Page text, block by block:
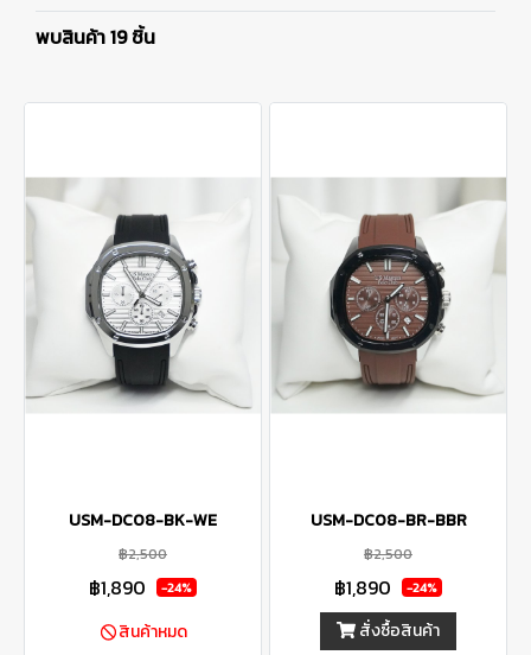
พบสินค้า 19 ชิ้น
USM-DC08-BK-WE
฿2,500
฿1,890 -24%
สินค้าหมด
USM-DC08-BR-BBR
฿2,500
฿1,890 -24%
สั่งซื้อสินค้า